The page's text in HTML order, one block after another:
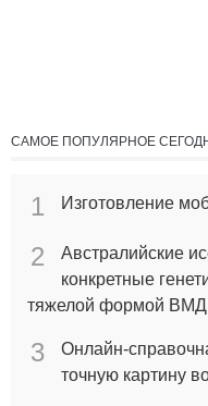
САМОЕ ПОПУЛЯРНОЕ
1 Изготовление
2
Австралийские
конкретные
тяжелой формой ВМД
3
Онлайн-
точную картину